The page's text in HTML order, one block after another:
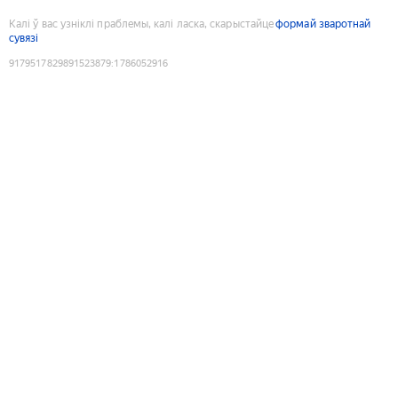
Калі ў вас узніклі праблемы, калі ласка, скарыстайцеформай зваротнай
сувязі
9179517829891523879:1786052916